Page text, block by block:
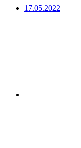
17.05.2022